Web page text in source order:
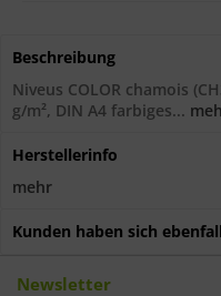
Beschreibung
Niveus COLOR chamois
g/m², DIN A4 farbiges...
Herstellerinfo
mehr
Kunden haben sich
Newsletter